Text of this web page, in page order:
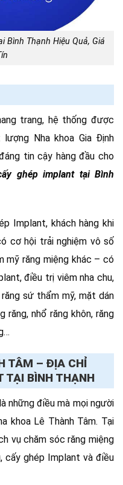
Bình Thạnh Hiệu Quả, Giá
trang, hệ thống được
Nha khoa Gia Định
tin cậy hàng đầu cho
ghép implant tại Bình
Implant, khách hàng khi
cơ hội trải nghiệm vô số
mỹ răng miệng khác – có
điều trị viêm nha chu,
sứ thẩm mỹ, mặt dán
răng, nhổ răng khôn, răng
TÂM – ĐỊA CHỈ
TẠI BÌNH THẠNH
những điều mà mọi người
khoa Lê Thành Tâm. Tại
vụ chăm sóc răng miệng
cấy ghép Implant và điều